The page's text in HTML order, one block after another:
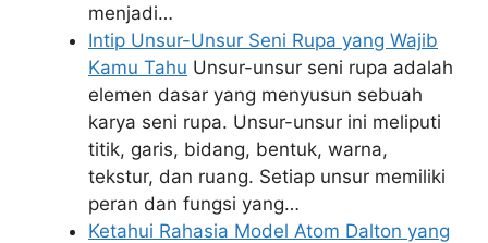
menjadi…
Intip Unsur-Unsur Seni Rupa yang Wajib
Kamu Tahu Unsur-unsur seni rupa adalah
elemen dasar yang menyusun sebuah
karya seni rupa. Unsur-unsur ini meliputi
titik, garis, bidang, bentuk, warna,
tekstur, dan ruang. Setiap unsur memiliki
peran dan fungsi yang…
Ketahui Rahasia Model Atom Dalton yang